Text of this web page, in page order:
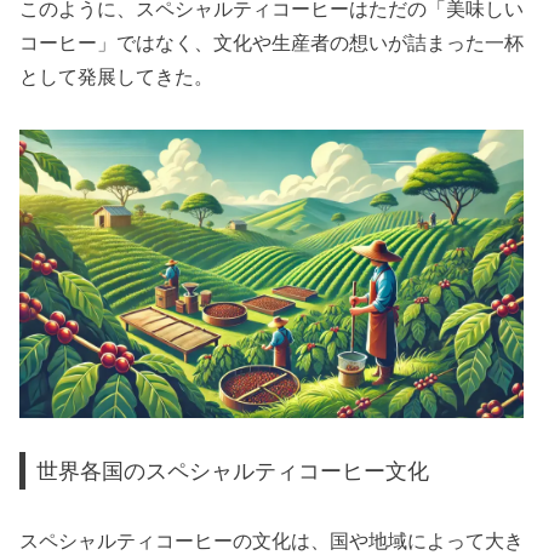
このように、スペシャルティコーヒーはただの「美味しい
コーヒー」ではなく、文化や生産者の想いが詰まった一杯
として発展してきた。
世界各国のスペシャルティコーヒー文化
スペシャルティコーヒーの文化は、国や地域によって大き